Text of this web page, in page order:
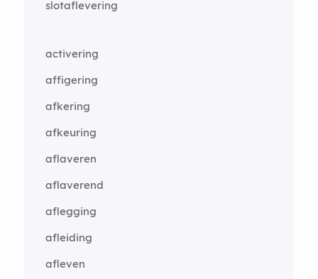
slotaflevering
activering
affigering
afkering
afkeuring
aflaveren
aflaverend
aflegging
afleiding
afleven